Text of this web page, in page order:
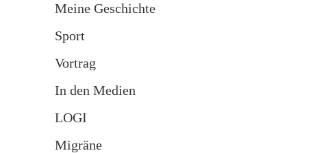
Meine Geschichte
Sport
Vortrag
In den Medien
LOGI
Migräne